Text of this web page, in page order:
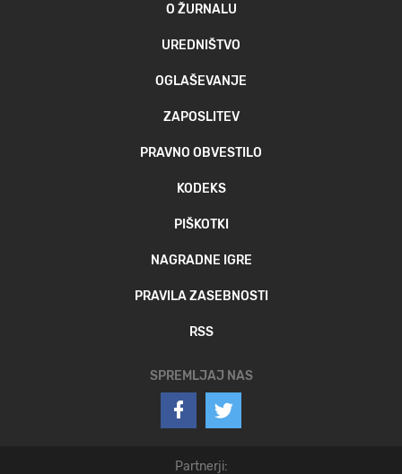
O ŽURNALU
UREDNIŠTVO
OGLAŠEVANJE
ZAPOSLITEV
PRAVNO OBVESTILO
KODEKS
PIŠKOTKI
NAGRADNE IGRE
PRAVILA ZASEBNOSTI
RSS
SPREMLJAJ NAS
Partnerji: